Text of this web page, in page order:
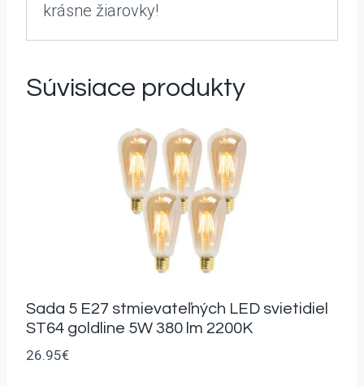
krásne žiarovky!
Súvisiace produkty
Sada 5 E27 stmievateľných LED svietidiel
ST64 goldline 5W 380 lm 2200K
26.95€